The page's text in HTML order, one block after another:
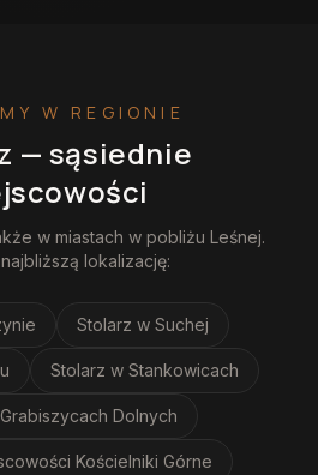
W REGIONIE
— sąsiednie
w miastach w pobliżu Leśnej.
lokalizację:
Stolarz w Suchej
Stolarz w Stankowicach
Dolnych
Kościelniki Górne